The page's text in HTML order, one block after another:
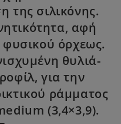
της σιλικόνης.
αφή
όρχεως.
θυλιά-
για την
ράμματος
(3,4×3,9).